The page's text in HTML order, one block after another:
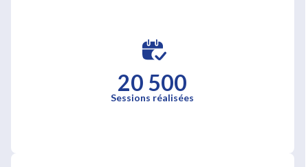
20 500
Sessions réalisées